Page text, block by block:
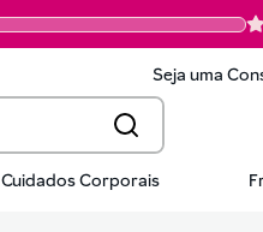
Seja uma
Cuidados Corporais